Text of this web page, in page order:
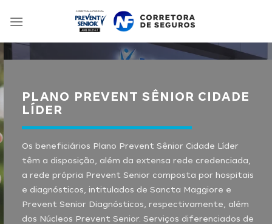
PLANO PREVENT SÊNIOR CIDADE
LÍDER
Os beneficiários Plano Prevent Sênior Cidade Líder
têm a disposição, além da extensa rede credenciada,
a rede própria Prevent Senior composta por hospitais
e diagnósticos, intitulados de Sancta Maggiore e
Prevent Senior Diagnósticos, respectivamente, além
dos Núcleos Prevent Senior. Serviços diferenciados de